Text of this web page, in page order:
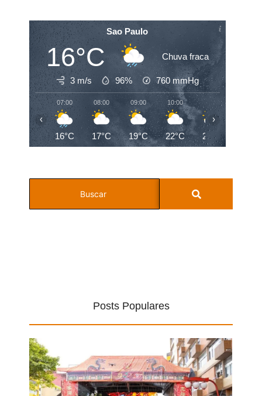
Sao Paulo
16°C Chuva fraca
3 m/s 96% 760mmHg
07:00
16°C
08:00
17°C
09:00
19°C
10:00
22°C
11:00
24°C
‹ ›
Posts Populares